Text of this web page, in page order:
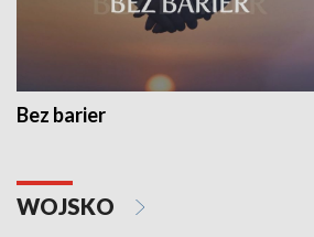
Bez barier
WOJSKO